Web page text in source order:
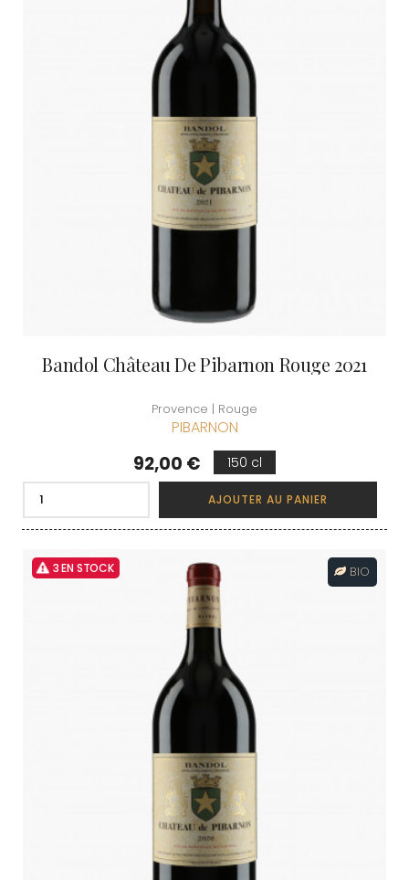
Bandol Château De Pibarnon Rouge 2021
Provence | Rouge
PIBARNON
Prix
92,00 € 150 cl
AJOUTER AU PANIER
3 EN STOCK BIO